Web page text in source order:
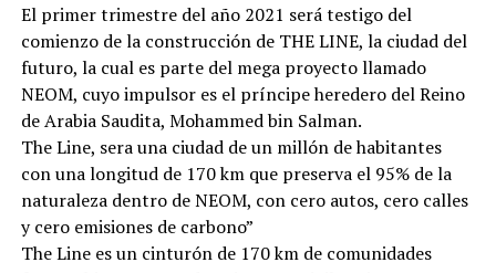
El primer trimestre del año 2021 será testigo del
comienzo de la construcción de THE LINE, la ciudad del
futuro, la cual es parte del mega proyecto llamado
NEOM, cuyo impulsor es el príncipe heredero del Reino
de Arabia Saudita, Mohammed bin Salman.
The Line, sera una ciudad de un millón de habitantes
con una longitud de 170 km que preserva el 95% de la
naturaleza dentro de NEOM, con cero autos, cero calles
y cero emisiones de carbono”
The Line es un cinturón de 170 km de comunidades